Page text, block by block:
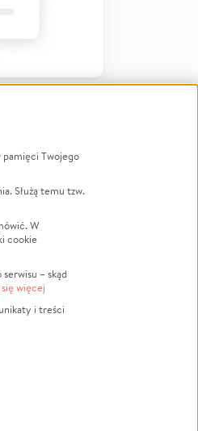
pamięci Twojego
Służą temu tzw.
W
cookie
– skąd
więcej
i treści